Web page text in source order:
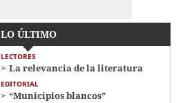
LO ÚLTIMO
LECTORES
La relevancia de la literatura
EDITORIAL
“Municipios blancos”